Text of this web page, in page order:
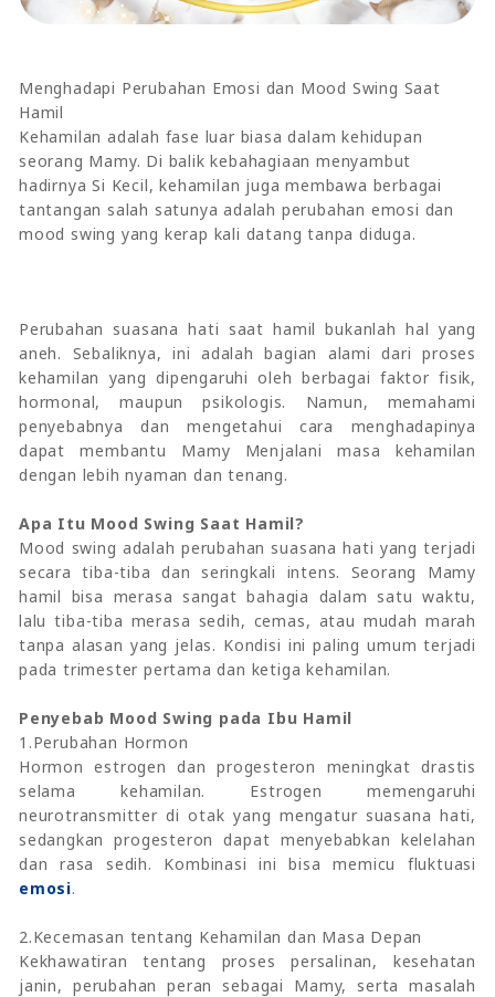
Menghadapi Perubahan Emosi dan Mood Swing Saat
Hamil
Kehamilan adalah fase luar biasa dalam kehidupan
seorang Mamy. Di balik kebahagiaan menyambut
hadirnya Si Kecil, kehamilan juga membawa berbagai
tantangan salah satunya adalah perubahan emosi dan
mood swing yang kerap kali datang tanpa diduga.
Perubahan suasana hati saat hamil bukanlah hal yang
aneh. Sebaliknya, ini adalah bagian alami dari proses
kehamilan yang dipengaruhi oleh berbagai faktor fisik,
hormonal, maupun psikologis. Namun, memahami
penyebabnya dan mengetahui cara menghadapinya
dapat membantu Mamy Menjalani masa kehamilan
dengan lebih nyaman dan tenang.
Apa Itu Mood Swing Saat Hamil?
Mood swing adalah perubahan suasana hati yang terjadi
secara tiba-tiba dan seringkali intens. Seorang Mamy
hamil bisa merasa sangat bahagia dalam satu waktu,
lalu tiba-tiba merasa sedih, cemas, atau mudah marah
tanpa alasan yang jelas. Kondisi ini paling umum terjadi
pada trimester pertama dan ketiga kehamilan.
Penyebab Mood Swing pada Ibu Hamil
1.Perubahan Hormon
Hormon estrogen dan progesteron meningkat drastis
selama kehamilan. Estrogen memengaruhi
neurotransmitter di otak yang mengatur suasana hati,
sedangkan progesteron dapat menyebabkan kelelahan
dan rasa sedih. Kombinasi ini bisa memicu fluktuasi
emosi.
2.Kecemasan tentang Kehamilan dan Masa Depan
Kekhawatiran tentang proses persalinan, kesehatan
janin, perubahan peran sebagai Mamy, serta masalah